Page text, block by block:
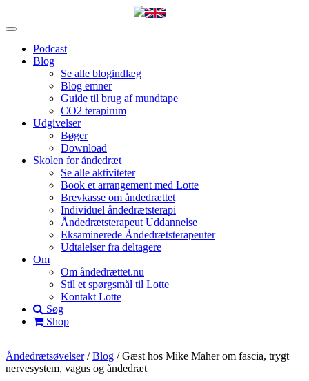
Podcast
Blog
Se alle blogindlæg
Blog emner
Guide til brug af mundtape
CO2 terapirum
Udgivelser
Bøger
Download
Skolen for åndedræt
Se alle aktiviteter
Book et arrangement med Lotte
Brevkasse om åndedrættet
Individuel åndedrætsterapi
Åndedrætsterapeut Uddannelse
Eksaminerede Åndedrætsterapeuter
Udtalelser fra deltagere
Om
Om åndedrættet.nu
Stil et spørgsmål til Lotte
Kontakt Lotte
Søg
Shop
Åndedrætsøvelser/Blog /Gæst hos Mike Maher om fascia, trygt
nervesystem, vagus og åndedræt